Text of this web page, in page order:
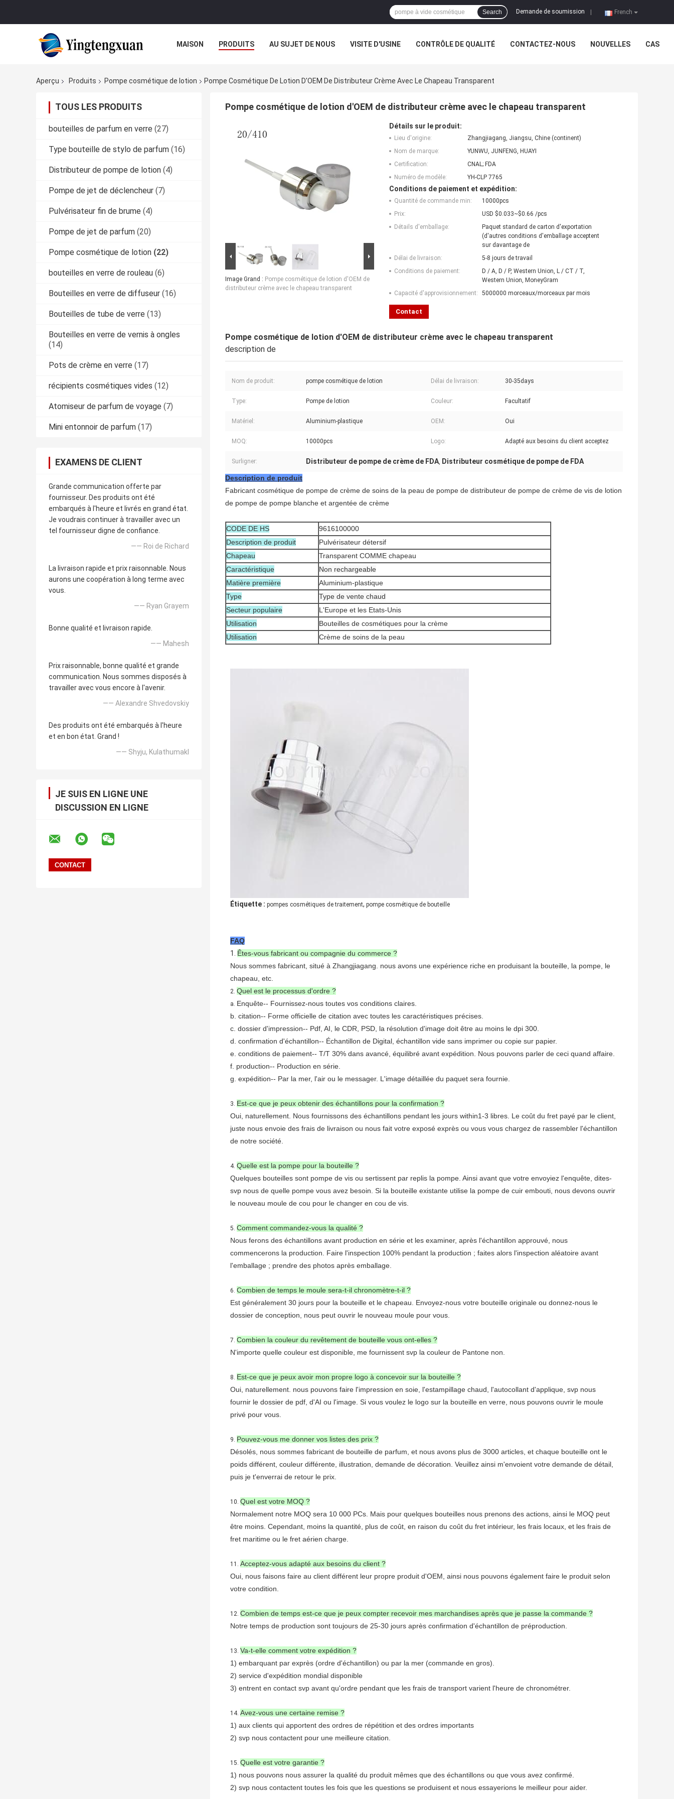
French
Demande de soumission
Search
MAISON PRODUITS AU SUJET DE NOUS VISITE D'USINE CONTRÔLE DE QUALITÉ CONTACTEZ-NOUS NOUVELLES CAS
Aperçu Produits Pompe cosmétique de lotion Pompe Cosmétique De Lotion D'OEM De Distributeur Crème Avec Le Chapeau Transparent
TOUS LES PRODUITS
bouteilles de parfum en verre (27)
Type bouteille de stylo de parfum (16)
Distributeur de pompe de lotion (4)
Pompe de jet de déclencheur (7)
Pulvérisateur fin de brume (4)
Pompe de jet de parfum (20)
Pompe cosmétique de lotion (22)
bouteilles en verre de rouleau (6)
Bouteilles en verre de diffuseur (16)
Bouteilles de tube de verre (13)
Bouteilles en verre de vernis à ongles
(14)
Pots de crème en verre (17)
récipients cosmétiques vides (12)
Atomiseur de parfum de voyage (7)
Mini entonnoir de parfum (17)
EXAMENS DE CLIENT
Grande communication offerte par
fournisseur. Des produits ont été
embarqués à l'heure et livrés en grand état.
Je voudrais continuer à travailler avec un
tel fournisseur digne de confiance.
—— Roi de Richard
La livraison rapide et prix raisonnable. Nous
aurons une coopération à long terme avec
vous.
—— Ryan Grayem
Bonne qualité et livraison rapide.
—— Mahesh
Prix raisonnable, bonne qualité et grande
communication. Nous sommes disposés à
travailler avec vous encore à l'avenir.
—— Alexandre Shvedovskiy
Des produits ont été embarqués à l'heure
et en bon état. Grand !
—— Shyju, Kulathumakl
JE SUIS EN LIGNE UNE
DISCUSSION EN LIGNE
Pompe cosmétique de lotion d'OEM de distributeur crème avec le chapeau transparent
Image Grand : Pompe cosmétique de lotion d'OEM de
distributeur crème avec le chapeau transparent
Détails sur le produit:
Lieu d'origine:
Zhangjiagang, Jiangsu, Chine (continent)
Nom de marque:
YUNWU, JUNFENG, HUAYI
Certification:
CNAL; FDA
Numéro de modèle:
YH-CLP 7765
Conditions de paiement et expédition:
Quantité de commande min:
10000pcs
Prix:
USD $0.033~$0.66 /pcs
Détails d'emballage:
Paquet standard de carton d'exportation
(d'autres conditions d'emballage acceptent
sur davantage de
Délai de livraison:
5-8 jours de travail
Conditions de paiement:
D / A, D / P, Western Union, L / CT / T,
Western Union, MoneyGram
Capacité d'approvisionnement:
5000000 morceaux/morceaux par mois
Contact
Pompe cosmétique de lotion d'OEM de distributeur crème avec le chapeau transparent
description de
Nom de produit: pompe cosmétique de lotion Délai de livraison: 30-35days
Type: Pompe de lotion Couleur: Facultatif
Matériel: Aluminium-plastique OEM: Oui
MOQ: 10000pcs Logo: Adapté aux besoins du client acceptez
Surligner: Distributeur de pompe de crème de FDA, Distributeur cosmétique de pompe de FDA
Description de produit
Fabricant cosmétique de pompe de crème de soins de la peau de pompe de distributeur de pompe de crème de vis de lotion
de pompe de pompe blanche et argentée de crème
CODE DE HS
9616100000
Description de produit
Pulvérisateur détersif
Chapeau
Transparent COMME chapeau
Caractéristique
Non rechargeable
Matière première
Aluminium-plastique
Type
Type de vente chaud
Secteur populaire
L'Europe et les Etats-Unis
Utilisation
Bouteilles de cosmétiques pour la crème
Utilisation
Crème de soins de la peau
Étiquette : pompes cosmétiques de traitement, pompe cosmétique de bouteille
FAQ
1. Êtes-vous fabricant ou compagnie du commerce ?
Nous sommes fabricant, situé à Zhangjiagang. nous avons une expérience riche en produisant la bouteille, la pompe, le
chapeau, etc.
2. Quel est le processus d'ordre ?
a. Enquête-- Fournissez-nous toutes vos conditions claires.
b. citation-- Forme officielle de citation avec toutes les caractéristiques précises.
c. dossier d'impression-- Pdf, AI, le CDR, PSD, la résolution d'image doit être au moins le dpi 300.
d. confirmation d'échantillon-- Échantillon de Digital, échantillon vide sans imprimer ou copie sur papier.
e. conditions de paiement-- T/T 30% dans avancé, équilibré avant expédition. Nous pouvons parler de ceci quand affaire.
f. production-- Production en série.
g. expédition-- Par la mer, l'air ou le messager. L'image détaillée du paquet sera fournie.
3. Est-ce que je peux obtenir des échantillons pour la confirmation ?
Oui, naturellement. Nous fournissons des échantillons pendant les jours within1-3 libres. Le coût du fret payé par le client,
juste nous envoie des frais de livraison ou nous fait votre exposé exprès ou vous vous chargez de rassembler l'échantillon
de notre société.
4. Quelle est la pompe pour la bouteille ?
Quelques bouteilles sont pompe de vis ou sertissent par replis la pompe. Ainsi avant que votre envoyiez l'enquête, dites-
svp nous de quelle pompe vous avez besoin. Si la bouteille existante utilise la pompe de cuir embouti, nous devons ouvrir
le nouveau moule de cou pour le changer en cou de vis.
5. Comment commandez-vous la qualité ?
Nous ferons des échantillons avant production en série et les examiner, après l'échantillon approuvé, nous
commencerons la production. Faire l'inspection 100% pendant la production ; faites alors l'inspection aléatoire avant
l'emballage ; prendre des photos après emballage.
6. Combien de temps le moule sera-t-il chronomètre-t-il ?
Est généralement 30 jours pour la bouteille et le chapeau. Envoyez-nous votre bouteille originale ou donnez-nous le
dossier de conception, nous peut ouvrir le nouveau moule pour vous.
7. Combien la couleur du revêtement de bouteille vous ont-elles ?
N'importe quelle couleur est disponible, me fournissent svp la couleur de Pantone non.
8. Est-ce que je peux avoir mon propre logo à concevoir sur la bouteille ?
Oui, naturellement. nous pouvons faire l'impression en soie, l'estampillage chaud, l'autocollant d'applique, svp nous
fournir le dossier de pdf, d'AI ou l'image. Si vous voulez le logo sur la bouteille en verre, nous pouvons ouvrir le moule
privé pour vous.
9. Pouvez-vous me donner vos listes des prix ?
Désolés, nous sommes fabricant de bouteille de parfum, et nous avons plus de 3000 articles, et chaque bouteille ont le
poids différent, couleur différente, illustration, demande de décoration. Veuillez ainsi m'envoient votre demande de détail,
puis je t'enverrai de retour le prix.
10. Quel est votre MOQ ?
Normalement notre MOQ sera 10 000 PCs. Mais pour quelques bouteilles nous prenons des actions, ainsi le MOQ peut
être moins. Cependant, moins la quantité, plus de coût, en raison du coût du fret intérieur, les frais locaux, et les frais de
fret maritime ou le fret aérien charge.
11. Acceptez-vous adapté aux besoins du client ?
Oui, nous faisons faire au client différent leur propre produit d'OEM, ainsi nous pouvons également faire le produit selon
votre condition.
12. Combien de temps est-ce que je peux compter recevoir mes marchandises après que je passe la commande ?
Notre temps de production sont toujours de 25-30 jours après confirmation d'échantillon de préproduction.
13. Va-t-elle comment votre expédition ?
1) embarquant par exprès (ordre d'échantillon) ou par la mer (commande en gros).
2) service d'expédition mondial disponible
3) entrent en contact svp avant qu'ordre pendant que les frais de transport varient l'heure de chronométrer.
14. Avez-vous une certaine remise ?
1) aux clients qui apportent des ordres de répétition et des ordres importants
2) svp nous contactent pour une meilleure citation.
15. Quelle est votre garantie ?
1) nous pouvons nous assurer la qualité du produit mêmes que des échantillons ou que vous avez confirmé.
2) svp nous contactent toutes les fois que les questions se produisent et nous essayerions le meilleur pour aider.